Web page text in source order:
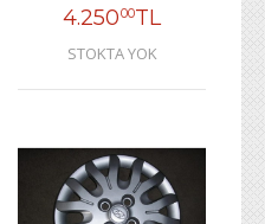
4.25000TL
STOKTA YOK